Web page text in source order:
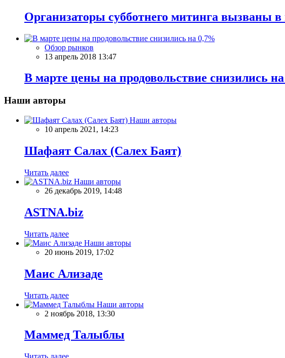
Организаторы субботнего митинга вызваны
Обзор рынков
13 апрель 2018 13:47
В марте цены на продовольствие снизились
Наши авторы
Наши авторы
10 апрель 2021, 14:23
Шафаят Салах (Салех Баят)
Читать далее
Наши авторы
26 декабрь 2019, 14:48
ASTNA.biz
Читать далее
Наши авторы
20 июнь 2019, 17:02
Маис Ализаде
Читать далее
Наши авторы
2 ноябрь 2018, 13:30
Маммед Талыблы